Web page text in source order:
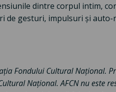
dintre corpul intim,
de gesturi, impulsuri și
Fondului Cultural Național.
Național. AFCN nu este